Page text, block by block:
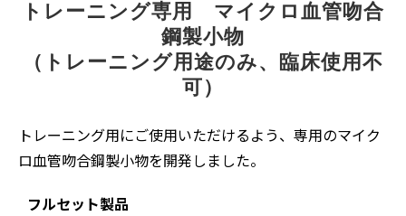
トレーニング専用　マイクロ血管吻合
鋼製小物
（トレーニング用途のみ、臨床使用不
可）
トレーニング用にご使用いただけるよう、専用のマイク
ロ血管吻合鋼製小物を開発しました。
フルセット製品